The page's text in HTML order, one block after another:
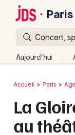
Paris
Concert,
Aujourd'hui
Publier un
Bordeaux
Colmar
Retour
Accueil Paris
La
au
Quoi ?
Où ?
Près de moi
Quand ?